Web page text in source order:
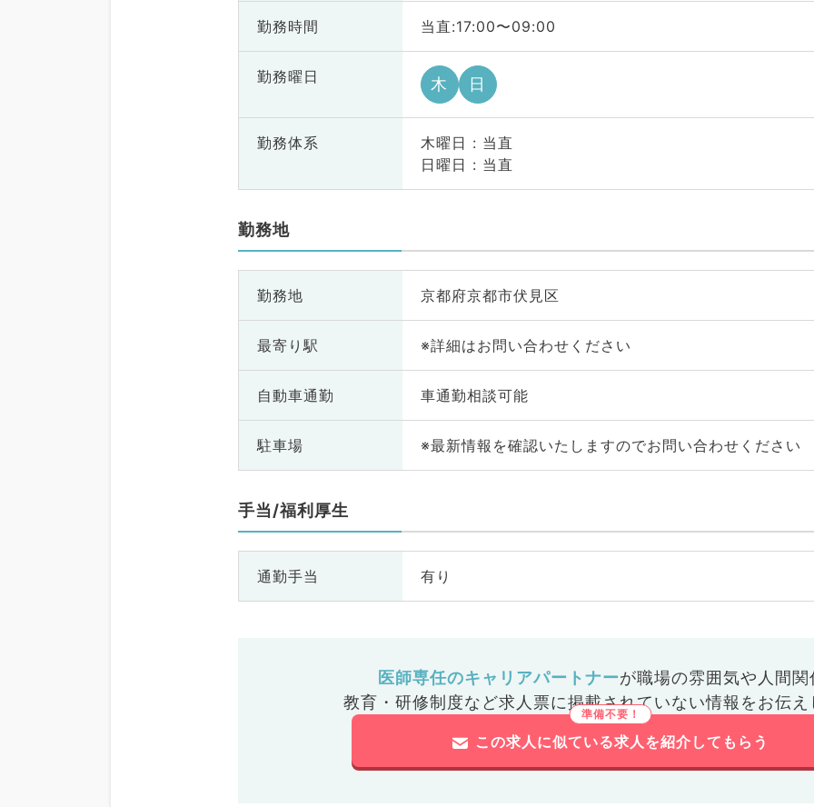
勤務時間 当直:17:00〜09:00
勤務曜日 木 日
勤務体系
木曜日 : 当直
日曜日 : 当直
勤務地
勤務地 京都府京都市伏見区
最寄り駅 ※詳細はお問い合わせください
自動車通勤 車通勤相談可能
駐車場 ※最新情報を確認いたしますのでお問い合わせください
手当/福利厚生
通勤手当 有り
医師専任のキャリアパートナーが職場の雰囲気や人間関
教育・研修制度など求人票に掲載されていない情報をお伝え
この求人に似ている求人を紹介してもらう